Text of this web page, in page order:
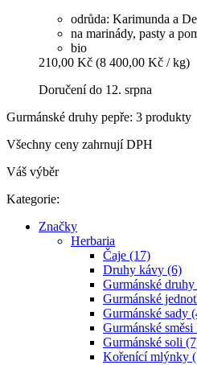
odrůda: Karimunda a
na marinády, pasty a
bio
210,00 Kč (8 400,00 Kč / kg)
Doručení do 12. srpna
Gurmánské druhy pepře: 3 produkty
Všechny ceny zahrnují DPH
Váš výběr
Kategorie:
Značky
Herbaria
Čaje (17)
Druhy kávy (6)
Gurmánské
Gurmánské
Gurmánské sady
Gurmánské
Gurmánské soli
Kořenící mlýnky